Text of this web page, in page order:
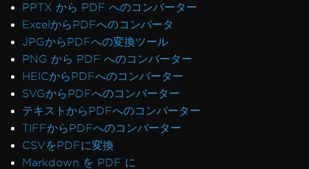
PPTX から PDF へのコンバーター
ExcelからPDFへのコンバータ
JPGからPDFへの変換ツール
PNG から PDF へのコンバーター
HEICからPDFへのコンバーター
SVGからPDFへのコンバーター
テキストからPDFへのコンバーター
TIFFからPDFへのコンバーター
CSVをPDFに変換
Markdown を PDF に